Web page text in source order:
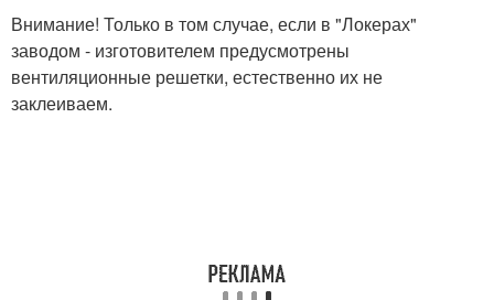
Внимание! Только в том случае, если в "Локерах"
заводом - изготовителем предусмотрены
вентиляционные решетки, естественно их не
заклеиваем.